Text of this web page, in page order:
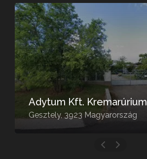
Adytum Kft. Kremarúrium
Gesztely, 3923 Magyarország